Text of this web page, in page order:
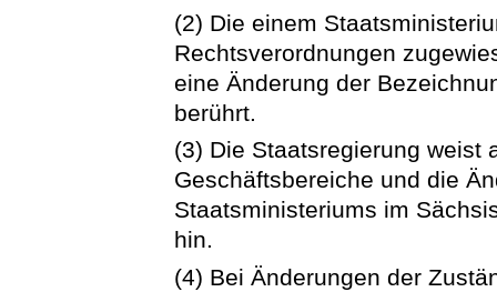
(2) Die einem
Rechtsverordnungen
eine Änderung der
berührt.
(3) Die Staatsregierung weist
Geschäftsbereiche und die
Staatsministeriums im
hin.
(4) Bei Änderungen der